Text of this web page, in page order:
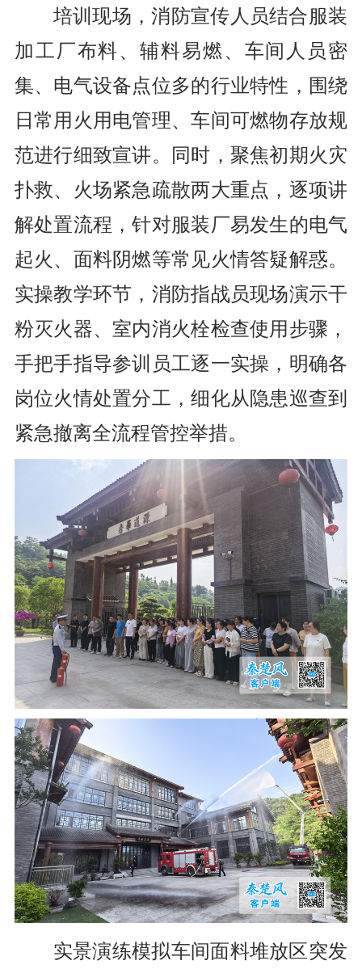
培训现场，消防宣传人员结合服装
加工厂布料、辅料易燃、车间人员密
集、电气设备点位多的行业特性，围绕
日常用火用电管理、车间可燃物存放规
范进行细致宣讲。同时，聚焦初期火灾
扑救、火场紧急疏散两大重点，逐项讲
解处置流程，针对服装厂易发生的电气
起火、面料阴燃等常见火情答疑解惑。
实操教学环节，消防指战员现场演示干
粉灭火器、室内消火栓检查使用步骤，
手把手指导参训员工逐一实操，明确各
岗位火情处置分工，细化从隐患巡查到
紧急撤离全流程管控举措。
实景演练模拟车间面料堆放区突发